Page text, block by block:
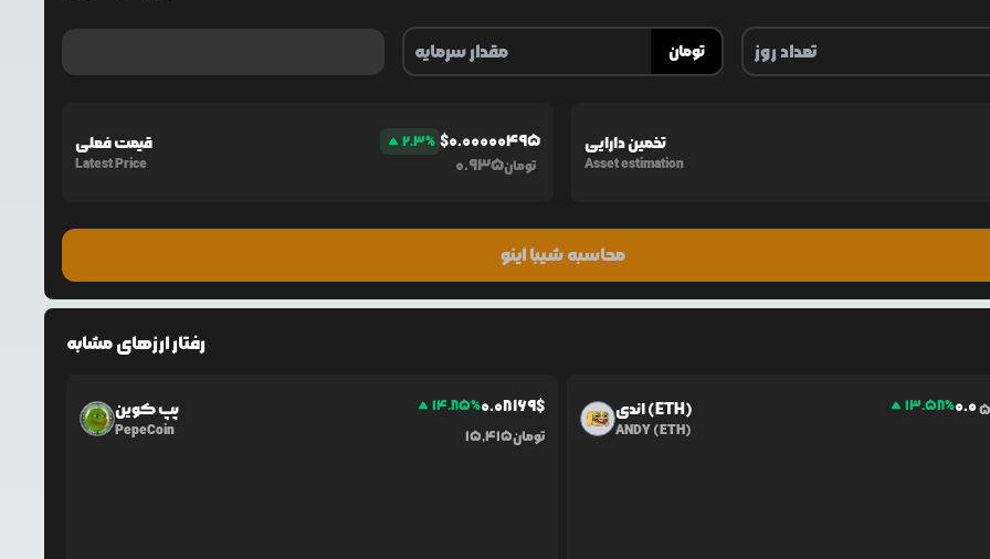
تومان
قیمت فعلی
Latest Price
2.3% $0.00000495
0.935تومان
تخمین دارایی
Asset estimation
محاسبه شیبا اینو
رفتار ارزهای مشابه
پپ کوین
PepeCoin
14.85%0.08169$
15,415تومان
اندی (ETH)
ANDY (ETH)
13.58%0.05